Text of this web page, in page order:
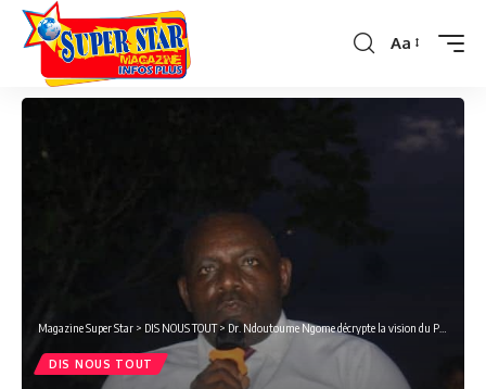
Font
Aa
Magazine Super Star > DIS NOUS TOUT> Dr. Ndoutoume Ngome décrypte la vision du Président Oligui Nguema après la victoire du OUI.
DIS NOUS TOUT